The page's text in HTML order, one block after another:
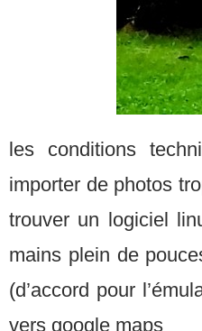
les conditions
importer de photos
trouver un logiciel
mains plein de
(d’accord pour
vers google maps